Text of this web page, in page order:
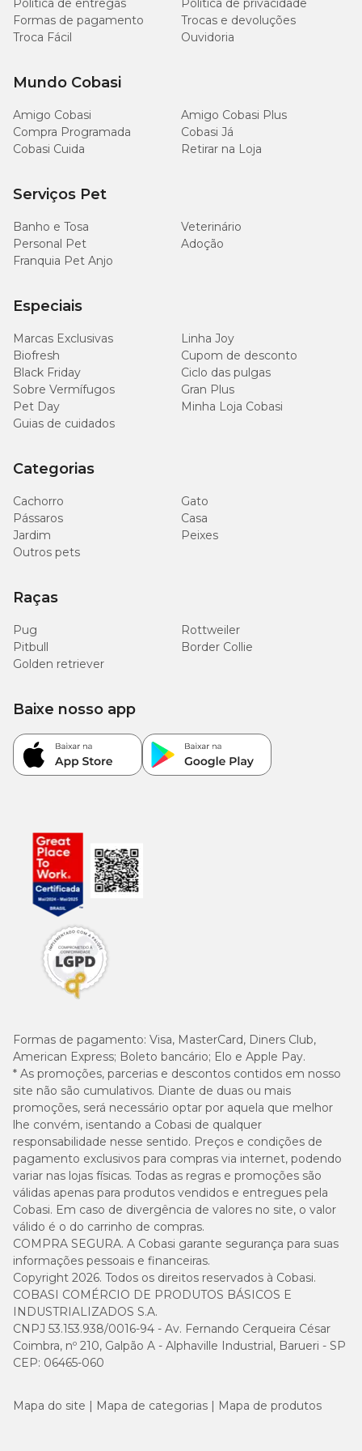
Onde comprar Lexin com preço baixo?
animal de estimação precisa com as melhores ofertas. Compre
Política de entregas
Política de privacidade
Formas de pagamento
Trocas e devoluções
Troca Fácil
Ouvidoria
Mundo Cobasi
Amigo Cobasi
Amigo Cobasi Plus
Compra Programada
Cobasi Já
Cobasi Cuida
Retirar na Loja
Serviços Pet
Banho e Tosa
Veterinário
Personal Pet
Adoção
Franquia Pet Anjo
Especiais
Marcas Exclusivas
Linha Joy
Biofresh
Cupom de desconto
Black Friday
Ciclo das pulgas
Sobre Vermífugos
Gran Plus
Pet Day
Minha Loja Cobasi
Guias de cuidados
Categorias
Cachorro
Gato
Pássaros
Casa
Jardim
Peixes
Outros pets
Raças
Pug
Rottweiler
Pitbull
Border Collie
Golden retriever
Formas de pagamento: Visa, MasterCard, Diners Club,
American Express; Boleto bancário; Elo e Apple Pay.
* As promoções, parcerias e descontos contidos em nosso
site não são cumulativos. Diante de duas ou mais
promoções, será necessário optar por aquela que melhor
lhe convém, isentando a Cobasi de qualquer
responsabilidade nesse sentido. Preços e condições de
pagamento exclusivos para compras via internet, podendo
variar nas lojas físicas. Todas as regras e promoções são
válidas apenas para produtos vendidos e entregues pela
Cobasi. Em caso de divergência de valores no site, o valor
válido é o do carrinho de compras.
COMPRA SEGURA. A Cobasi garante segurança para suas
informações pessoais e financeiras.
Copyright 2026. Todos os direitos reservados à Cobasi.
COBASI COMÉRCIO DE PRODUTOS BÁSICOS E
INDUSTRIALIZADOS S.A.
CNPJ 53.153.938/0016-94 - Av. Fernando Cerqueira César
Coimbra, nº 210, Galpão A - Alphaville Industrial, Barueri - SP
CEP: 06465-060
Baixe nosso app
Mapa do site Mapa de categorias Mapa de produtos